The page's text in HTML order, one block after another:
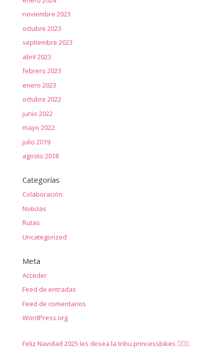
noviembre 2023
octubre 2023
septiembre 2023
abril 2023
febrero 2023
enero 2023
octubre 2022
junio 2022
mayo 2022
julio 2019
agosto 2018
Categorías
Colaboración
Noticias
Rutas
Uncategorized
Meta
Acceder
Feed de entradas
Feed de comentarios
WordPress.org
Feliz Navidad 2025 les desea la tribu princessbikes 🚴‍♀️✨